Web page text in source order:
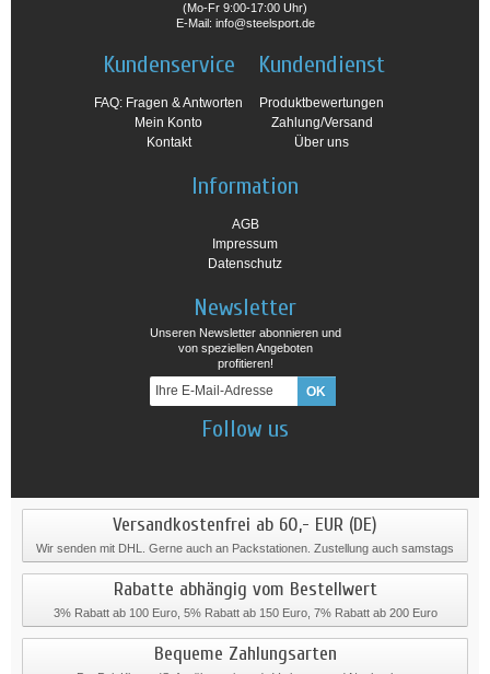
(Mo-Fr 9:00-17:00 Uhr)
E-Mail: info@steelsport.de
Kundenservice
FAQ: Fragen & Antworten
Mein Konto
Kontakt
Kundendienst
Produktbewertungen
Zahlung/Versand
Über uns
Information
AGB
Impressum
Datenschutz
Newsletter
Unseren Newsletter abonnieren und
von speziellen Angeboten
profitieren!
Follow us
Versandkostenfrei ab 60,- EUR (DE)
Wir senden mit DHL. Gerne auch an Packstationen. Zustellung auch samstags
Rabatte abhängig vom Bestellwert
3% Rabatt ab 100 Euro, 5% Rabatt ab 150 Euro, 7% Rabatt ab 200 Euro
Bequeme Zahlungsarten